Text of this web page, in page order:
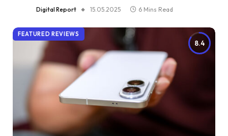
Digital Report 15.05.2025 6 Mins Read
8.4
FEATURED REVIEWS